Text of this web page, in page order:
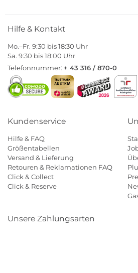
Hilfe & Kontakt
Mo.–Fr. 9:30 bis 18:30 Uhr
Sa. 9:30 bis 18:00 Uhr
Telefonnummer: + 43 316 / 870-0
Kundenservice
Hilfe & FAQ
Größentabellen
Versand & Lieferung
Retouren & Reklamationen FAQ
Click & Collect
Click & Reserve
Unsere Zahlungsarten